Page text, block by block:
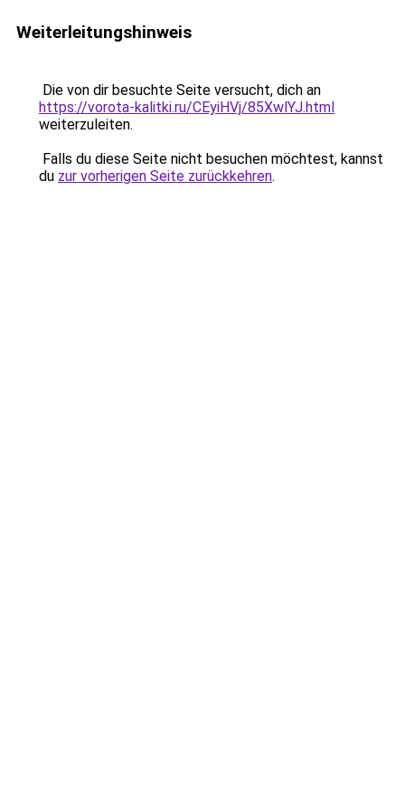
Weiterleitungshinweis
Die von dir besuchte Seite versucht, dich an
https://vorota-kalitki.ru/CEyiHVj/85XwlYJ.html
weiterzuleiten.
Falls du diese Seite nicht besuchen möchtest, kannst
du zur vorherigen Seite zurückkehren.